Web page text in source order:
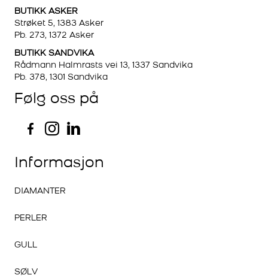
BUTIKK ASKER
Strøket 5, 1383 Asker
Pb. 273, 1372 Asker
BUTIKK SANDVIKA
Rådmann Halmrasts vei 13, 1337 Sandvika
Pb. 378, 1301 Sandvika
Følg oss på
Informasjon
DIAMANTER
PERLER
GULL
SØLV